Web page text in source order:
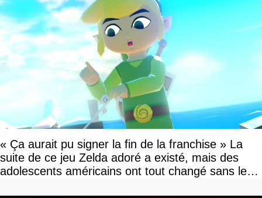
« Ça aurait pu signer la fin de la franchise » La
suite de ce jeu Zelda adoré a existé, mais des
adolescents américains ont tout changé sans le